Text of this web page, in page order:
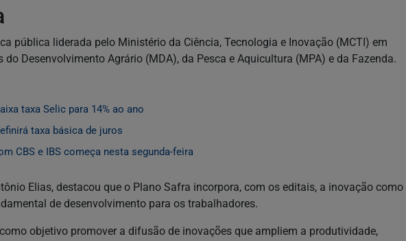
pública liderada pelo Ministério da Ciência, Tecnologia e Inovação (MCTI) em
Desenvolvimento Agrário (MDA), da Pesca e Aquicultura (MPA) e da Fazenda.
taxa Selic para 14% ao ano
taxa básica de juros
CBS e IBS começa nesta segunda-feira
Elias, destacou que o Plano Safra incorpora, com os editais, a inovação como
de desenvolvimento para os trabalhadores.
objetivo promover a difusão de inovações que ampliem a produtividade,